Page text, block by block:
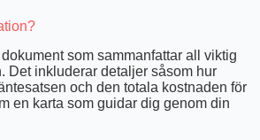
som sammanfattar all viktig
Det inkluderar detaljer såsom hur
och den totala kostnaden för
en karta som guidar dig genom din